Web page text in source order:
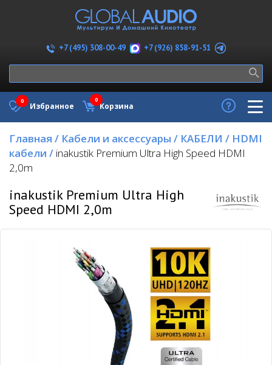
+7 (495) 308-00-49 +7 (926) 858-91-51
Избранное
0
Корзина
0
Главная / Кабели и аксессуары / КАБЕЛИ / HDMI
кабели / inakustik Premium Ultra High Speed HDMI
2,0m
inakustik Premium Ultra High
Speed HDMI 2,0m